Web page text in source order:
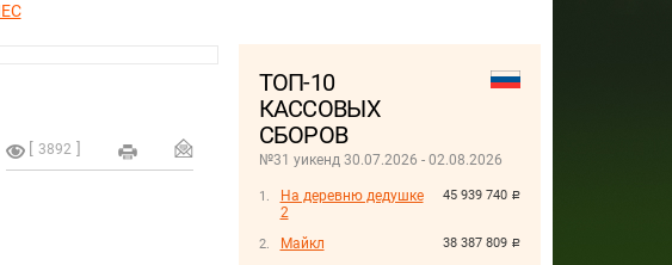
ТОП-10
КАССОВЫХ
СБОРОВ
№31 уикенд 30.07.2026 - 02.08.2026
45 939 740 руб.
На деревню дедушке
2
38 387 809 руб.
Майкл
3892